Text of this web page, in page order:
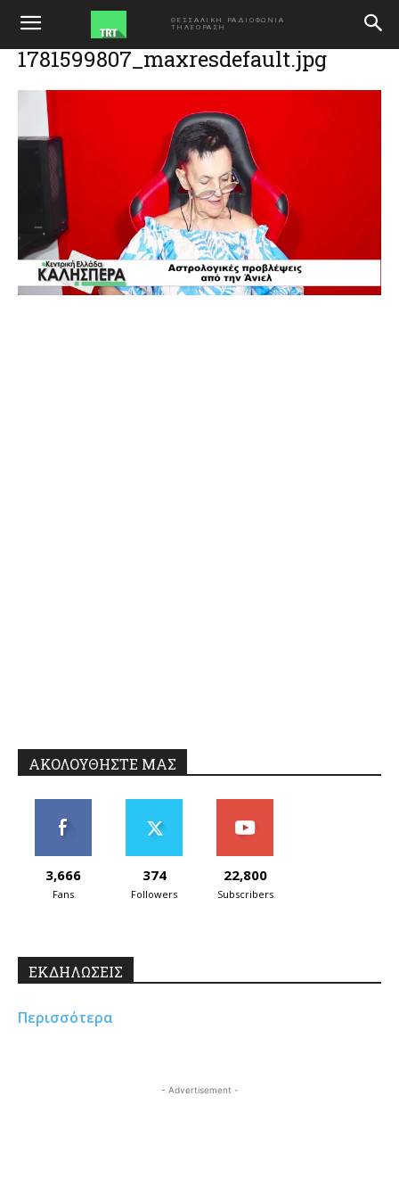
ΘΕΣΣΑΛΙΚΗ ΡΑΔΙΟΦΩΝΙΑ
ΤΗΛΕΟΡΑΣΗ
ΑΡΧΙΚΗ
Αστρολογικές προβλέψεις από την Άνιελ στην TRT 150626
1781599807_maxresdefault.jpg
1781599807_maxresdefault.jpg
ΑΚΟΛΟΥΘΗΣΤΕ ΜΑΣ
3,666
Fans
374
Followers
22,800
Subscribers
ΕΚΔΗΛΩΣΕΙΣ
Περισσότερα
- Advertisement -